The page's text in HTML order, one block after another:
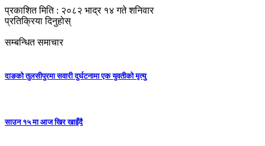
प्रकाशित मिति : २०८२ भाद्र १४ गते शनिवार
प्रतिक्रिया दिनुहोस्
सम्बन्धित समाचार
दाङको तुलसीपुरमा सवारी दुर्घटनामा एक युवतीको मृत्यु
साउन १५ मा आज खिर खाइँदै